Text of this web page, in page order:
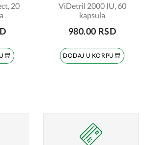
20
ViDetril 2000 IU, 60
kapsula
980.00 RSD
DODAJ U KORPU